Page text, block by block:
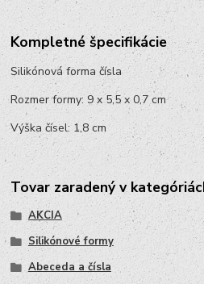
Kompletné špecifikácie
Silikónová forma čísla
Rozmer formy: 9 x 5,5 x 0,7 cm
Výška čísel: 1,8 cm
Tovar zaradený v
AKCIA
Silikónové formy
Abeceda a čísla